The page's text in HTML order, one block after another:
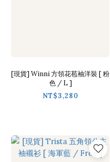
[現貨] Winni 方領花苞袖洋裝 [ 粉
色 / L ]
NT$3,280